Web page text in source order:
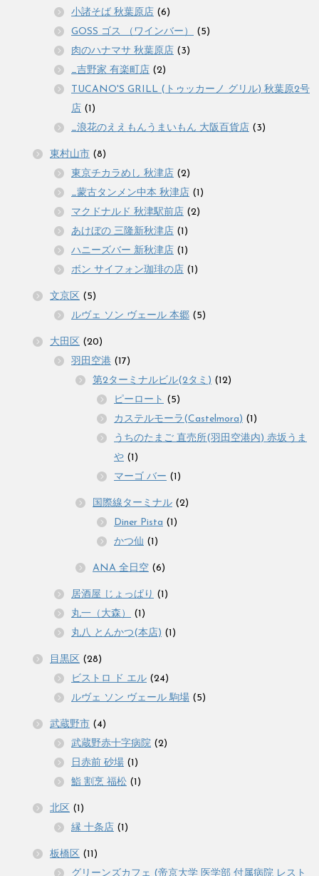
小諸そば 秋葉原店 (6)
GOSS ゴス （ワインバー）
(5)
肉のハナマサ 秋葉原店 (3)
_吉野家 有楽町店 (2)
TUCANO'S GRILL (トゥッカーノ グリル) 秋葉原2号
店 (1)
_浪花のええもんうまいもん 大阪百貨店 (3)
東村山市 (8)
東京チカラめし 秋津店 (2)
_蒙古タンメン中本 秋津店 (1)
マクドナルド 秋津駅前店 (2)
あけぼの 三隆新秋津店 (1)
ハニーズバー 新秋津店 (1)
ボン サイフォン珈琲の店 (1)
文京区 (5)
ルヴェ ソン ヴェール 本郷 (5)
大田区 (20)
羽田空港 (17)
第2ターミナルビル(2タミ) (12)
ピーロート (5)
カステルモーラ(Castelmora) (1)
うちのたまご 直売所(羽田空港内) 赤坂うま
や (1)
マーゴ バー (1)
国際線ターミナル (2)
Diner Pista (1)
かつ仙 (1)
ANA 全日空 (6)
居酒屋 じょっぱり (1)
丸一（大森）
(1)
丸八 とんかつ(本店) (1)
目黒区 (28)
ビストロ ド エル (24)
ルヴェ ソン ヴェール 駒場 (5)
武蔵野市 (4)
武蔵野赤十字病院 (2)
日赤前 砂場 (1)
鮨 割烹 福松 (1)
北区 (1)
縁 十条店 (1)
板橋区 (11)
グリーンズカフェ (帝京大学 医学部 付属病院 レスト